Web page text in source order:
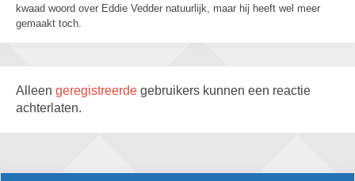
kwaad woord over Eddie Vedder natuurlijk, maar hij heeft wel meer
gemaakt toch.
Alleen geregistreerde gebruikers kunnen een reactie
achterlaten.